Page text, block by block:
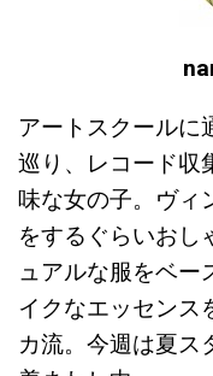
アートスクールに
巡り、レコード収
味な女の子。ヴィ
をするぐらいおし
ュアルな服をベー
イクなエッセンス
カ流。今週は夏ス